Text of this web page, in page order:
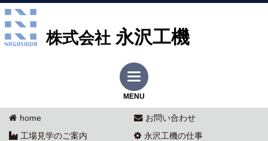
株式会社 永沢工機
MENU
home
お問い合わせ
工場見学のご案内
永沢工機の仕事